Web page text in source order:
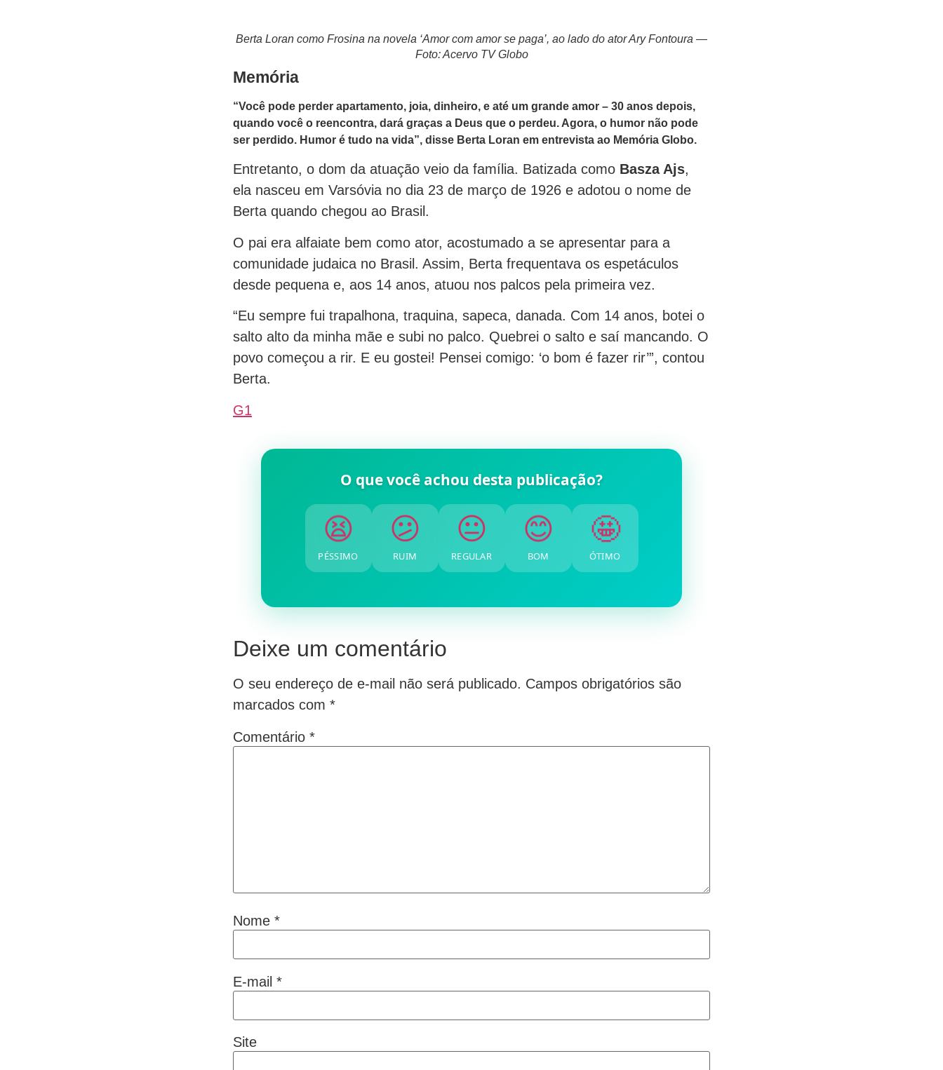
Berta Loran como Frosina na novela ‘Amor com amor se paga’, ao lado do ator Ary Fontoura —
Foto: Acervo TV Globo
Memória
“Você pode perder apartamento, joia, dinheiro, e até um grande amor – 30 anos depois,
quando você o reencontra, dará graças a Deus que o perdeu. Agora, o humor não pode
ser perdido. Humor é tudo na vida”, disse Berta Loran em entrevista ao Memória Globo.
Entretanto, o dom da atuação veio da família. Batizada como Basza Ajs,
ela nasceu em Varsóvia no dia 23 de março de 1926 e adotou o nome de
Berta quando chegou ao Brasil.
O pai era alfaiate bem como ator, acostumado a se apresentar para a
comunidade judaica no Brasil. Assim, Berta frequentava os espetáculos
desde pequena e, aos 14 anos, atuou nos palcos pela primeira vez.
“Eu sempre fui trapalhona, traquina, sapeca, danada. Com 14 anos, botei o
salto alto da minha mãe e subi no palco. Quebrei o salto e saí mancando. O
povo começou a rir. E eu gostei! Pensei comigo: ‘o bom é fazer rir’”, contou
Berta.
G1
O que você achou desta publicação?
😫
PÉSSIMO
😕
RUIM
😐
REGULAR
😊
BOM
🤩
ÓTIMO
Deixe um comentário
O seu endereço de e-mail não será publicado. Campos obrigatórios são
marcados com *
Comentário *
Nome *
E-mail *
Site